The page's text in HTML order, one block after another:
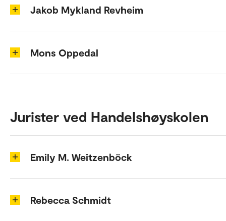
Jakob Mykland Revheim
Mons Oppedal
Jurister ved Handelshøyskolen
Emily M. Weitzenböck
Rebecca Schmidt